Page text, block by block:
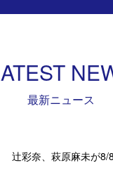
最新ニュース
辻彩奈、萩原麻未が